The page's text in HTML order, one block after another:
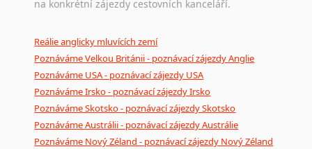
na konkrétní zájezdy cestovních kanceláří.
Reálie anglicky mluvících zemí
Poznáváme Velkou Británii - poznávací zájezdy Anglie
Poznáváme USA - poznávací zájezdy USA
Poznáváme Irsko - poznávací zájezdy Irsko
Poznáváme Skotsko - poznávací zájezdy Skotsko
Poznáváme Austrálii - poznávací zájezdy Austrálie
Poznáváme Nový Zéland - poznávací zájezdy Nový Zéland